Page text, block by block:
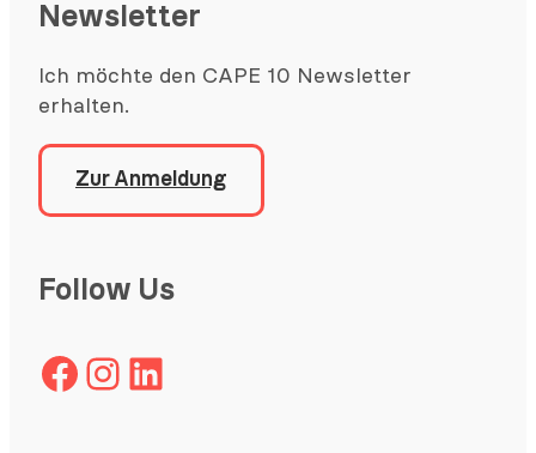
Newsletter
Ich möchte den CAPE 10 Newsletter
erhalten.
Zur Anmeldung
Follow Us
Facebook Instagram LinkedIn